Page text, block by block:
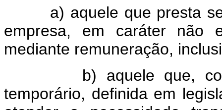
a) aquele que presta
empresa, em caráter não
mediante remuneração,
b) aquele que,
temporário, definida em